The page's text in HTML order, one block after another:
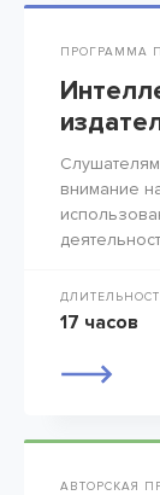
ПРОГРАММА
внимание
17 часов
АВТОРСКАЯ